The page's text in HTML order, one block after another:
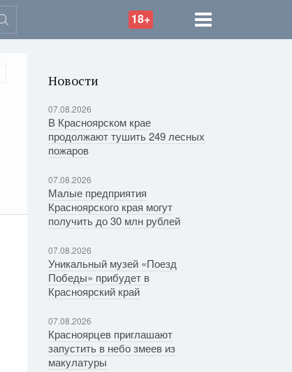
18+
Новости
07.08.2026
В Красноярском крае
продолжают тушить 249 лесных
пожаров
07.08.2026
Малые предприятия
Красноярского края могут
получить до 30 млн рублей
07.08.2026
Уникальный музей «Поезд
Победы» прибудет в
Красноярский край
07.08.2026
Красноярцев приглашают
запустить в небо змеев из
макулатуры